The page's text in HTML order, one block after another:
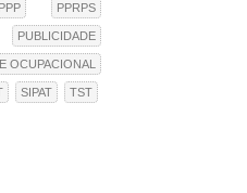
PPP PPRPS
PUBLICIDADE
OCUPACIONAL
SIPAT TST